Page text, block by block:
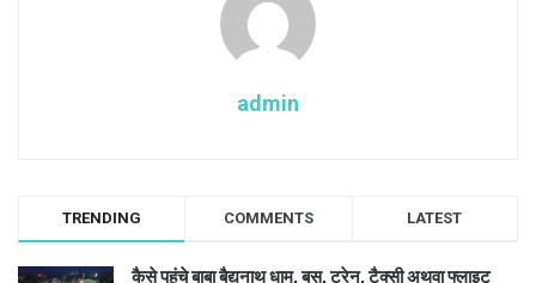
admin
TRENDING COMMENTS LATEST
कैसे पहुंचे बाबा बैद्यनाथ धाम, बस, ट्रेन, टैक्सी अथवा फ्लाइट